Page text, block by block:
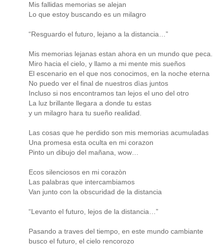
Mis fallidas memorias se alejan
Lo que estoy buscando es un milagro
“Resguardo el futuro, lejano a la distancia…”
Mis memorias lejanas estan ahora en un mundo que peca.
Miro hacia el cielo, y llamo a mi mente mis sueños
El escenario en el que nos conocimos, en la noche eterna
No puedo ver el final de nuestros dìas juntos
Incluso si nos encontramos tan lejos el uno del otro
La luz brillante llegara a donde tu estas
y un milagro hara tu sueño realidad.
Las cosas que he perdido son mis memorias acumuladas
Una promesa esta oculta en mi corazon
Pinto un dibujo del mañana, wow…
Ecos silenciosos en mi corazòn
Las palabras que intercambiamos
Van junto con la obscuridad de la distancia
“Levanto el futuro, lejos de la distancia…”
Pasando a traves del tiempo, en este mundo cambiante
busco el futuro, el cielo rencorozo